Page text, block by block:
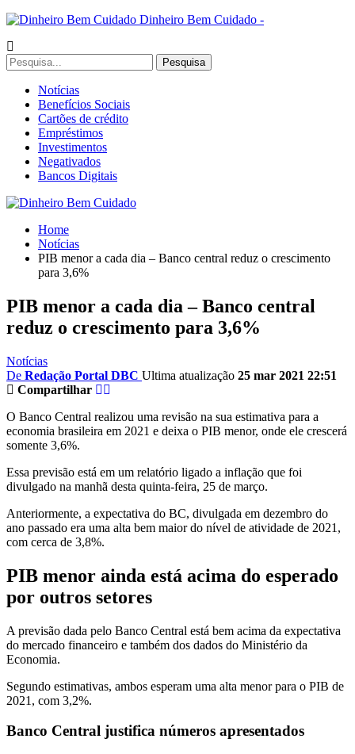
Dinheiro Bem Cuidado -
Notícias
Benefícios Sociais
Cartões de crédito
Empréstimos
Investimentos
Negativados
Bancos Digitais
Home
Notícias
PIB menor a cada dia – Banco central reduz o crescimento
para 3,6%
PIB menor a cada dia – Banco central
reduz o crescimento para 3,6%
Notícias
De Redação Portal DBC Ultima atualização 25 mar 2021 22:51
Compartilhar
O Banco Central realizou uma revisão na sua estimativa para a
economia brasileira em 2021 e deixa o PIB menor, onde ele crescerá
somente 3,6%.
Essa previsão está em um relatório ligado a inflação que foi
divulgado na manhã desta quinta-feira, 25 de março.
Anteriormente, a expectativa do BC, divulgada em dezembro do
ano passado era uma alta bem maior do nível de atividade de 2021,
com cerca de 3,8%.
PIB menor ainda está acima do esperado
por outros setores
A previsão dada pelo Banco Central está bem acima da expectativa
do mercado financeiro e também dos dados do Ministério da
Economia.
Segundo estimativas, ambos esperam uma alta menor para o PIB de
2021, com 3,2%.
Banco Central justifica números apresentados